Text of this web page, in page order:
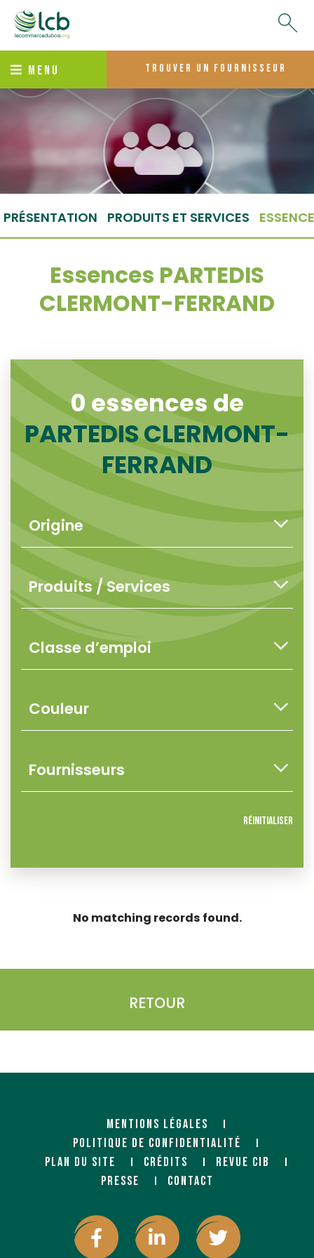
MENU trouver un fournisseur
PRÉSENTATION PRODUITS ET SERVICES
Essences PARTEDIS
CLERMONT-FERRAND
0 essences de
PARTEDIS CLERMONT-
FERRAND
Réinitialiser
No matching records found.
RETOUR
MENTIONS LÉGALES
POLITIQUE DE CONFIDENTIALITÉ
PLAN DU SITE
CRÉDITS
REVUE CIB
PRESSE
CONTACT